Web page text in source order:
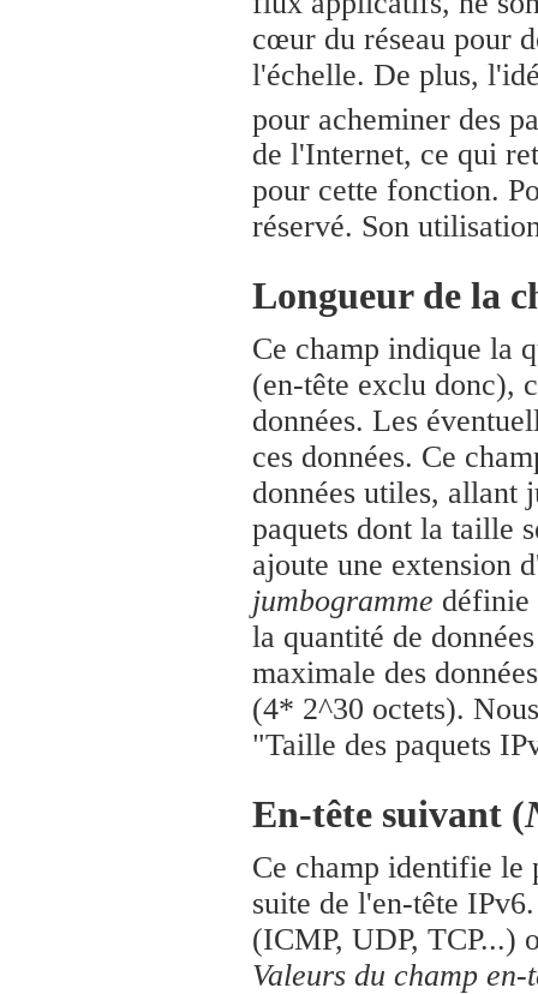
cœur du réseau pour
l'échelle. De plus,
pour acheminer des
de l'Internet, ce qui
pour cette fonction.
réservé. Son
Longueur de la
Ce champ indique la
(en-tête exclu donc),
données. Les
ces données. Ce
données utiles, allant
paquets dont la taille
ajoute une extension
jumbogramme
la quantité de
maximale des
(4* 2^30 octets).
"Taille des paquets
En-tête suivant (
Ce champ identifie le
suite de l'en-tête
(ICMP, UDP, TCP...)
Valeurs du champ